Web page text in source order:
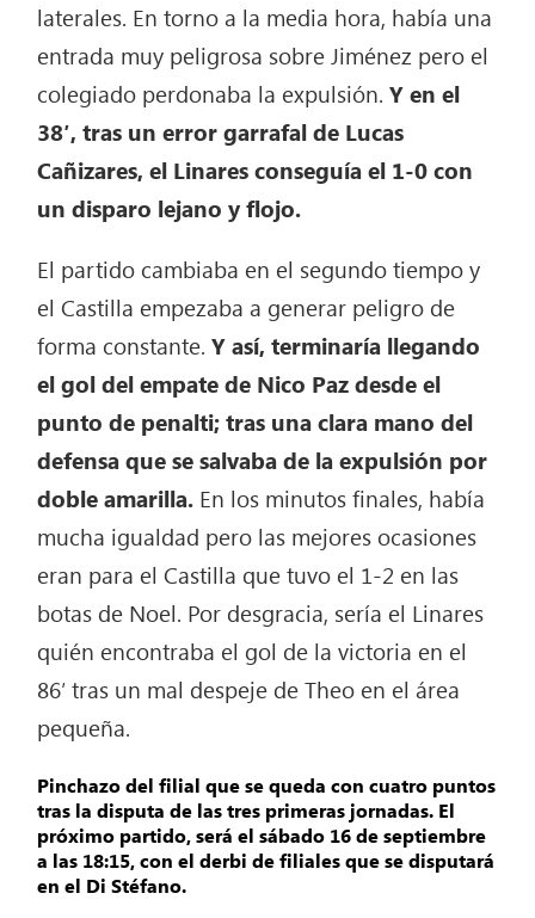
laterales. En torno a la media hora, había una
entrada muy peligrosa sobre Jiménez pero el
colegiado perdonaba la expulsión.Y en el
38′, tras un error garrafal de Lucas
Cañizares, el Linares conseguía el 1-0 con
un disparo lejano y flojo.
El partido cambiaba en el segundo tiempo y
el Castilla empezaba a generar peligro de
forma constante.Y así, terminaría llegando
el gol del empate de Nico Paz desde el
punto de penalti; tras una clara mano del
defensa que se salvaba de la expulsión por
doble amarilla. En los minutos finales, había
mucha igualdad pero las mejores ocasiones
eran para el Castilla que tuvo el 1-2 en las
botas de Noel. Por desgracia, sería el Linares
quién encontraba el gol de la victoria en el
86′ tras un mal despeje de Theo en el área
pequeña.
Pinchazo del filial que se queda con cuatro puntos
tras la disputa de las tres primeras jornadas. El
próximo partido, será el sábado 16 de septiembre
a las 18:15, con el derbi de filiales que se disputará
en el Di Stéfano.